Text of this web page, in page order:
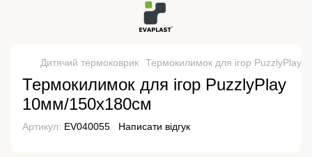
Дитячий термоковрик Термокилимок для ігор PuzzlyPlay
Термокилимок для ігор PuzzlyPlay
10мм/150х180см
Артикул: EV040055 Написати відгук